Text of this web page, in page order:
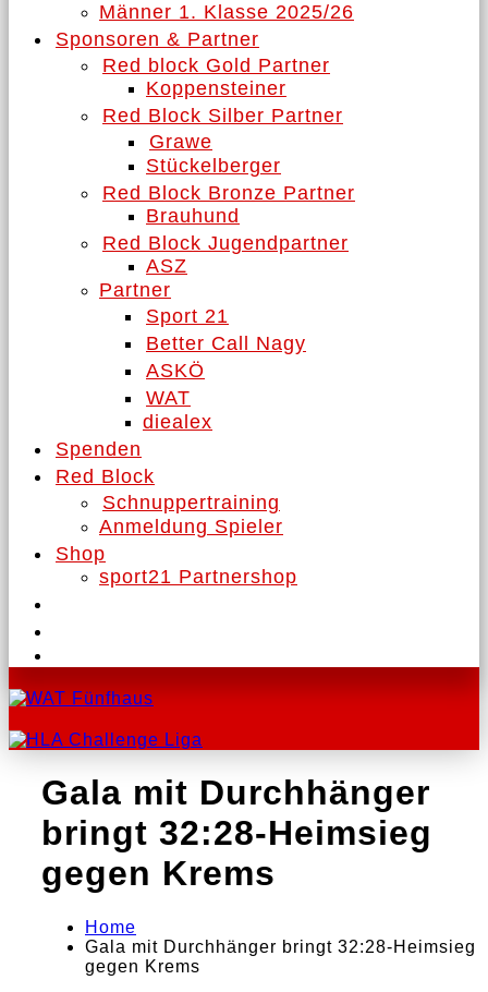
Männer 1. Klasse 2025/26
Sponsoren & Partner
Red block Gold Partner
Koppensteiner
Red Block Silber Partner
Grawe
Stückelberger
Red Block Bronze Partner
Brauhund
Red Block Jugendpartner
ASZ
Partner
Sport 21
Better Call Nagy
ASKÖ
WAT
diealex
Spenden
Red Block
Schnuppertraining
Anmeldung Spieler
Shop
sport21 Partnershop
Gala mit Durchhänger
bringt 32:28-Heimsieg
gegen Krems
Home
Gala mit Durchhänger bringt 32:28-Heimsieg
gegen Krems